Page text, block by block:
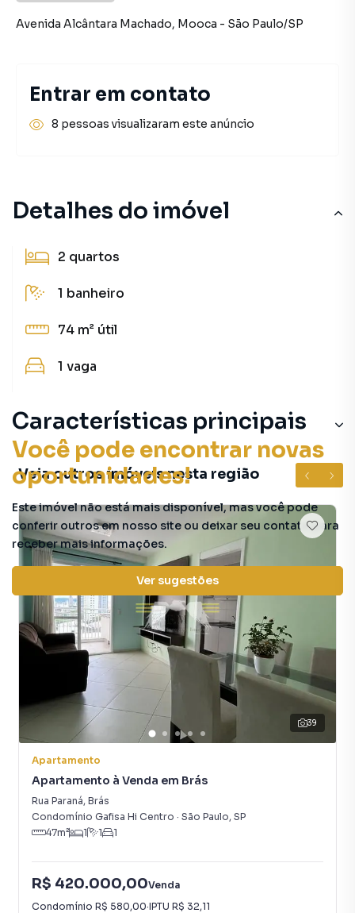
Você pode encontrar novas
oportunidades!
Este imóvel não está mais disponível, mas você pode
conferir outros em nosso site ou deixar seu contato para
receber mais informações.
Ver sugestões
Detalhes do imóvel
2 quartos
1 banheiro
74 m² útil
1 vaga
Características principais
Veja outros imóveis nesta região
39
Apartamento
Apartamento à Venda em Brás
Rua Paraná, Brás
Condomínio Gafisa Hi Centro · São Paulo, SP
47m² 1 1 1
R$ 420.000,00Venda
Condomínio R$ 580,00·IPTU R$ 32,11
Avenida Alcântara Machado, Mooca - São Paulo/SP
Entrar em contato
8 pessoas visualizaram este anúncio